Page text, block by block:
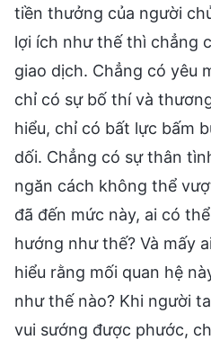
tiền thưởng của người
lợi ích như thế thì chẳng
giao dịch. Chẳng có yêu
chỉ có sự bố thí và
hiểu, chỉ có bất lực bấm
dối. Chẳng có sự thân
ngăn cách không thể
đã đến mức này, ai có
hướng như thế? Và mấy
hiểu rằng mối quan hệ
như thế nào? Khi người
vui sướng được phước,